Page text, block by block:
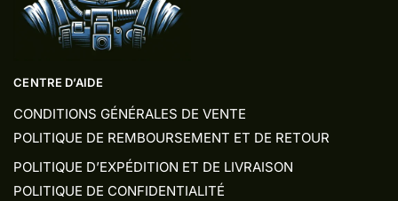
CENTRE D’AIDE
CONDITIONS GÉNÉRALES DE VENTE
POLITIQUE DE REMBOURSEMENT ET DE RETOUR
POLITIQUE D’EXPÉDITION ET DE LIVRAISON
POLITIQUE DE CONFIDENTIALITÉ